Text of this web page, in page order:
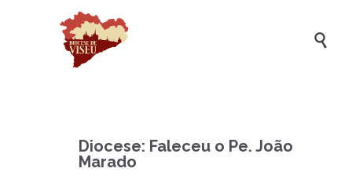

Diocese: Faleceu o Pe. João
Marado